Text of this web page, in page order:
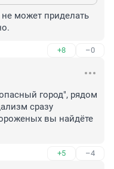
не может приделать
+8 –0
город", рядом
сразу
вы найдёте
+5 –4